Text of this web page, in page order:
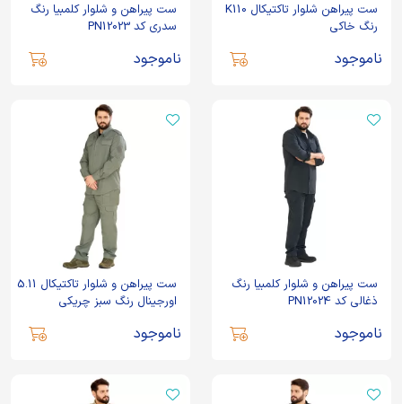
ست پیراهن شلوار تاکتیکال K110
رنگ خاکی
ناموجود
ست پیراهن و شلوار کلمبیا رنگ
سدری کد PN12023
ناموجود
ست پیراهن و شلوار کلمبیا رنگ
ذغالی کد PN12024
ناموجود
ست پیراهن و شلوار تاکتیکال 5.11
اورجینال رنگ سبز چریکی
ناموجود